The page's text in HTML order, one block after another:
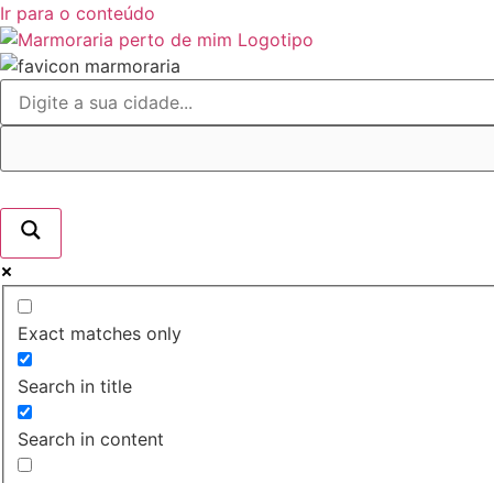
Ir para o conteúdo
Exact matches only
Search in title
Search in content